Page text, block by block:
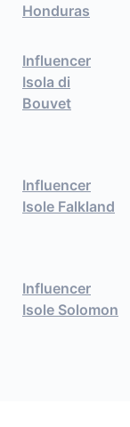
Honduras
Influencer
Isola di
Bouvet
Influencer
Isole Falkland
Influencer
Isole Solomon